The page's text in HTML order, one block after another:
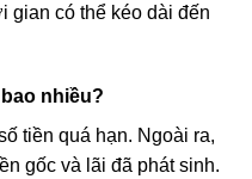
gian có thể kéo dài đến
nhiều?
tiền quá hạn. Ngoài ra,
gốc và lãi đã phát sinh.